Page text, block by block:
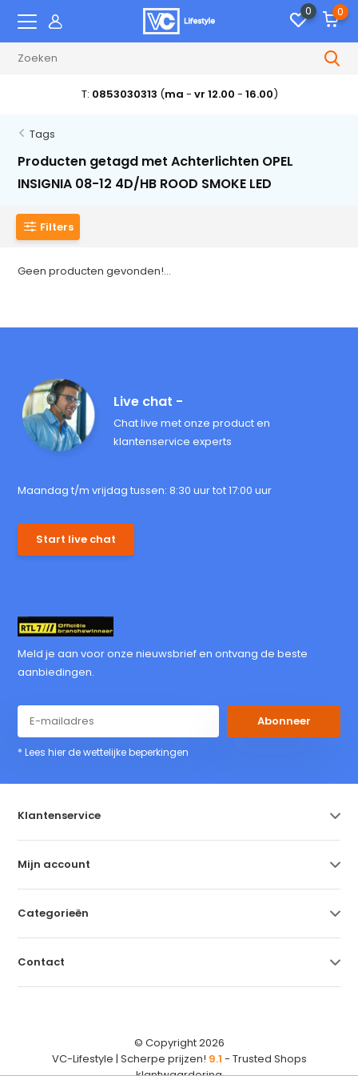
0 0
T: 0853030313 (ma - vr 12.00 - 16.00)
Tags
Producten getagd met Achterlichten OPEL
INSIGNIA 08-12 4D/HB ROOD SMOKE LED
Filters
Geen producten gevonden!...
Live chat -
Chat live met onze product en
klantenservice experts
Maandag t/m vrijdag tussen: 8:30 uur tot 17:00 uur
Start live chat
Meld je aan voor onze nieuwsbrief en ontvang de beste
aanbiedingen.
Abonneer
* Lees hier de wettelijke beperkingen
Klantenservice
Mijn account
Categorieën
Contact
© Copyright 2026
VC-Lifestyle | Scherpe prijzen! 9.1 - Trusted Shops